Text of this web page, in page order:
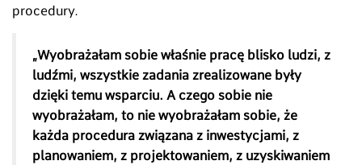
procedury.
„Wyobrażałam sobie właśnie pracę blisko ludzi, z
ludźmi, wszystkie zadania zrealizowane były
dzięki temu wsparciu. A czego sobie nie
wyobrażałam, to nie wyobrażałam sobie, że
każda procedura związana z inwestycjami, z
planowaniem, z projektowaniem, z uzyskiwaniem